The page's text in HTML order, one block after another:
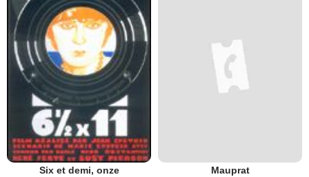
Six et demi, onze Mauprat